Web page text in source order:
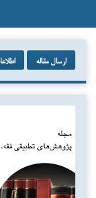
ارسال مقاله